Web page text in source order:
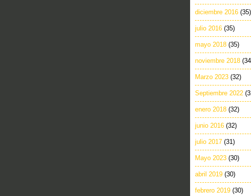
diciembre 2016 (35)
julio 2016 (35)
mayo 2018 (35)
noviembre 2018
Marzo 2023 (32)
Septiembre 2022
enero 2018 (32)
junio 2016 (32)
julio 2017 (31)
Mayo 2023 (30)
abril 2019 (30)
febrero 2019 (30)